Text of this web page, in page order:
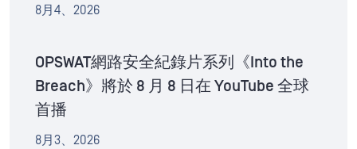
8月4、2026
OPSWAT網路安全紀錄片系列《Into the
Breach》將於 8 月 8 日在 YouTube 全球
首播
8月3、2026